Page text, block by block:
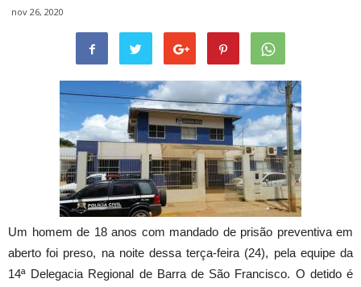
nov 26, 2020
Um homem de 18 anos com mandado de prisão preventiva em
aberto foi preso, na noite dessa terça-feira (24), pela equipe da
14ª Delegacia Regional de Barra de São Francisco. O detido é